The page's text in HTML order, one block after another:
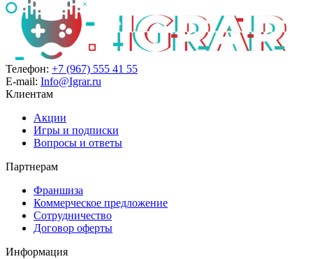
Телефон: +7 (967) 555 41 55
E-mail: Info@Igrar.ru
Клиентам
Акции
Игры и подписки
Вопросы и ответы
Партнерам
Франшиза
Коммерческое предложение
Сотрудничество
Договор оферты
Информация